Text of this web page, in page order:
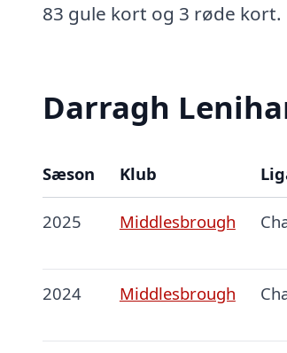
83 gule kort og 3 røde kort.
Darragh
Sæson Klub
2025 Middlesbrough
2024 Middlesbrough